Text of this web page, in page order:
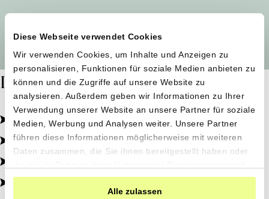
Diese Webseite verwendet Cookies
Wir verwenden Cookies, um Inhalte und Anzeigen zu
personalisieren, Funktionen für soziale Medien anbieten zu
können und die Zugriffe auf unsere Website zu
analysieren. Außerdem geben wir Informationen zu Ihrer
Verwendung unserer Website an unsere Partner für soziale
Medien, Werbung und Analysen weiter. Unsere Partner
führen diese Informationen möglicherweise mit weiteren
Daten zusammen, die Sie ihnen bereitgestellt haben oder
haben.
Alle zulassen
Dafür stehen wir
Pestizidfrei angebaut, schonend verarbeitet.
Natürliche Zutaten, echter Geschmack.
Von kleinen Höfen, direkt zu dir.
100% transparent, 0% Zusatzstoffe.